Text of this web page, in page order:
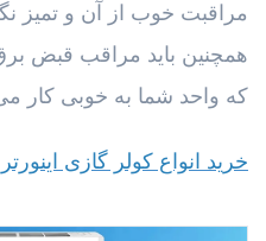
مراقبت خوب از آن و تمیز
همچنین باید مراقب قبض
که واحد شما به خوبی کار
خرید انواع کولر گازی اینورتر